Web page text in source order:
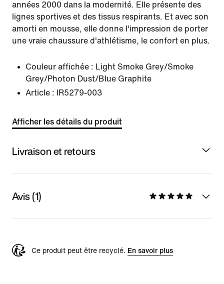
années 2000 dans la modernité. Elle présente des
lignes sportives et des tissus respirants. Et avec son
amorti en mousse, elle donne l'impression de porter
une vraie chaussure d'athlétisme, le confort en plus.
Couleur affichée : Light Smoke Grey/Smoke
Grey/Photon Dust/Blue Graphite
Article :
IR5279-003
Afficher les détails du produit
Livraison et retours
Avis (1)
Ce produit peut être recyclé. En savoir plus